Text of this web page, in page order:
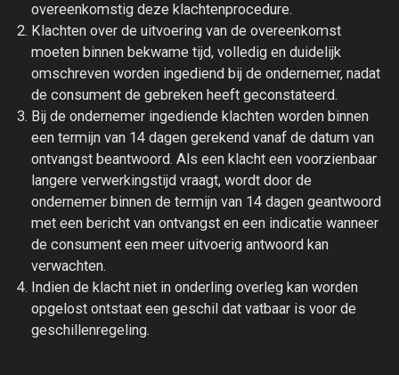
overeenkomstig deze klachtenprocedure.
Klachten over de uitvoering van de overeenkomst
moeten binnen bekwame tijd, volledig en duidelijk
omschreven worden ingediend bij de ondernemer, nadat
de consument de gebreken heeft geconstateerd.
Bij de ondernemer ingediende klachten worden binnen
een termijn van 14 dagen gerekend vanaf de datum van
ontvangst beantwoord. Als een klacht een voorzienbaar
langere verwerkingstijd vraagt, wordt door de
ondernemer binnen de termijn van 14 dagen geantwoord
met een bericht van ontvangst en een indicatie wanneer
de consument een meer uitvoerig antwoord kan
verwachten.
Indien de klacht niet in onderling overleg kan worden
opgelost ontstaat een geschil dat vatbaar is voor de
geschillenregeling.